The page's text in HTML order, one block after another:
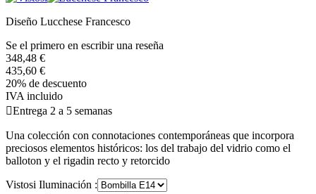
Diseño Lucchese Francesco
Se el primero en escribir una reseña
348,48 €
435,60 €
20% de descuento
IVA incluido
Entrega 2 a 5 semanas
Una colección con connotaciones contemporáneas que incorpora
preciosos elementos históricos: los del trabajo del vidrio como el
balloton y el rigadin recto y retorcido
Vistosi Iluminación :